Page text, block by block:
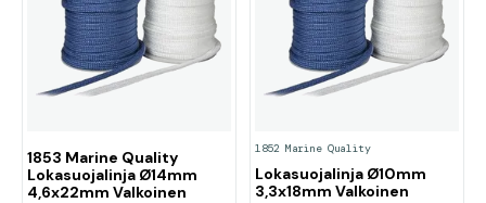
1853 Marine Quality
Lokasuojalinja Ø14mm
4,6x22mm Valkoinen
1852 Marine Quality
Lokasuojalinja Ø10mm
3,3x18mm Valkoinen